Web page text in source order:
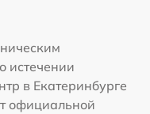
истечении
в Екатеринбурге
официальной